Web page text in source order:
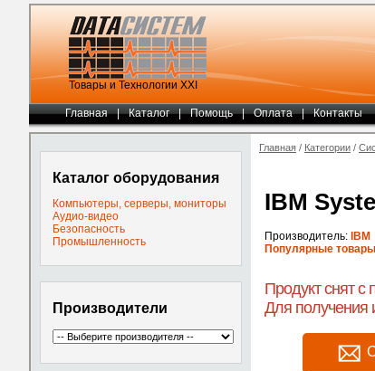
Товары и Технологии ХХI
Главная | Каталог | Помощь | Оплата | Контакты
Каталог оборудования
Компьютеры, серверы, мониторы
Аудио-видео
Безопасность
Промышленность
Производители
Главная / Категории /
IBM
Производитель: IBM
Популярные
Продукт снят с
Для получения